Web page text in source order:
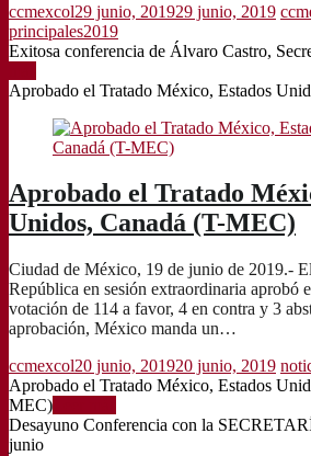
ccmexcol29 junio, 201929 junio, 2019
principales2019
Exitosa conferencia de Álvaro Castro,
Aprobado el Tratado México, Estados
Aprobado el Tratado
Unidos, Canadá (T-MEC)
Ciudad de México, 19 de junio de 2019.-
República en sesión extraordinaria aprobó
votación de 114 a favor, 4 en contra y 3
aprobación, México manda un…
ccmexcol20 junio, 201920 junio, 2019
Aprobado el Tratado México, Estados
MEC)
Desayuno Conferencia con la
junio